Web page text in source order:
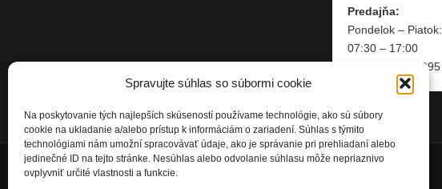
Spravujte súhlas so súbormi cookie
Na poskytovanie tých najlepších skúseností používame technológie, ako sú súbory
cookie na ukladanie a/alebo prístup k informáciám o zariadení. Súhlas s týmito
technológiami nám umožní spracovávať údaje, ako je správanie pri prehliadaní alebo
jedinečné ID na tejto stránke. Nesúhlas alebo odvolanie súhlasu môže nepriaznivo
ovplyvniť určité vlastnosti a funkcie.
Predajňa:
Pondelok – Piatok:
07:30 – 17:00
+421 2 6381 0995